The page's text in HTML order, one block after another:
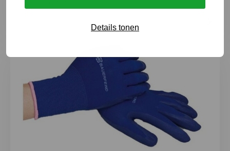
Details tonen